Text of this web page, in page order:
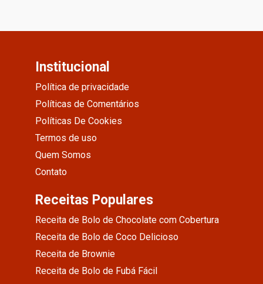
Institucional
Política de privacidade
Políticas de Comentários
Políticas De Cookies
Termos de uso
Quem Somos
Contato
Receitas Populares
Receita de Bolo de Chocolate com Cobertura
Receita de Bolo de Coco Delicioso
Receita de Brownie
Receita de Bolo de Fubá Fácil